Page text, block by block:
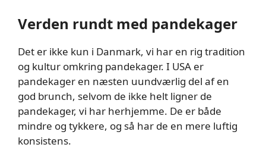
Verden rundt med pandekager
Det er ikke kun i Danmark, vi har en rig tradition
og kultur omkring pandekager. I USA er
pandekager en næsten uundværlig del af en
god brunch, selvom de ikke helt ligner de
pandekager, vi har herhjemme. De er både
mindre og tykkere, og så har de en mere luftig
konsistens.